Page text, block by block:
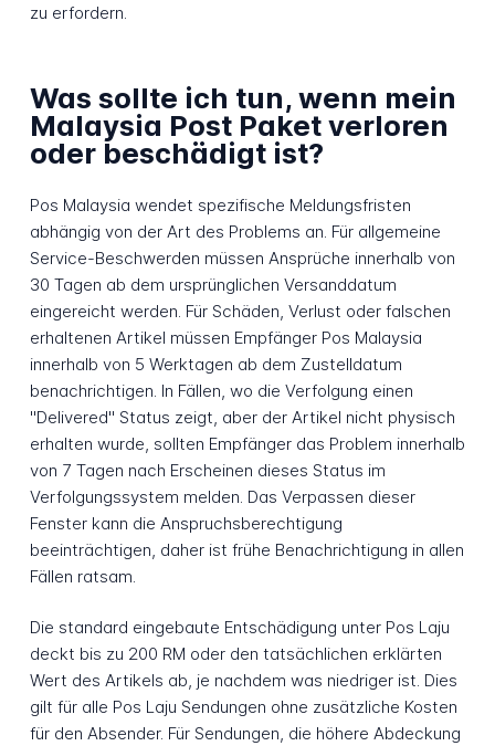
zu erfordern.
Was sollte ich tun, wenn mein
Malaysia Post Paket verloren
oder beschädigt ist?
Pos Malaysia wendet spezifische Meldungsfristen
abhängig von der Art des Problems an. Für allgemeine
Service-Beschwerden müssen Ansprüche innerhalb von
30 Tagen ab dem ursprünglichen Versanddatum
eingereicht werden. Für Schäden, Verlust oder falschen
erhaltenen Artikel müssen Empfänger Pos Malaysia
innerhalb von 5 Werktagen ab dem Zustelldatum
benachrichtigen. In Fällen, wo die Verfolgung einen
"Delivered" Status zeigt, aber der Artikel nicht physisch
erhalten wurde, sollten Empfänger das Problem innerhalb
von 7 Tagen nach Erscheinen dieses Status im
Verfolgungssystem melden. Das Verpassen dieser
Fenster kann die Anspruchsberechtigung
beeinträchtigen, daher ist frühe Benachrichtigung in allen
Fällen ratsam.
Die standard eingebaute Entschädigung unter Pos Laju
deckt bis zu 200 RM oder den tatsächlichen erklärten
Wert des Artikels ab, je nachdem was niedriger ist. Dies
gilt für alle Pos Laju Sendungen ohne zusätzliche Kosten
für den Absender. Für Sendungen, die höhere Abdeckung